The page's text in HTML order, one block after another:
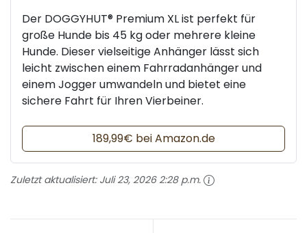
Der DOGGYHUT® Premium XL ist perfekt für
große Hunde bis 45 kg oder mehrere kleine
Hunde. Dieser vielseitige Anhänger lässt sich
leicht zwischen einem Fahrradanhänger und
einem Jogger umwandeln und bietet eine
sichere Fahrt für Ihren Vierbeiner.
189,99€ bei Amazon.de
Zuletzt aktualisiert: Juli 23, 2026 2:28 p.m.